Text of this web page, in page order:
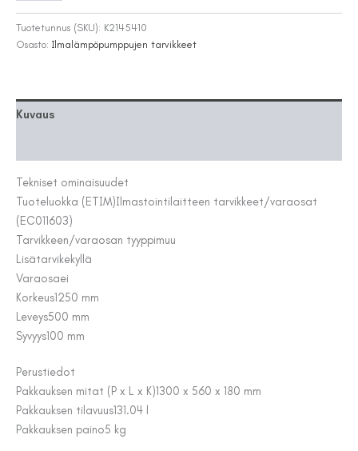
RIVER
1250X500
Tuotetunnus (SKU): K2145410
Osasto: Ilmalämpöpumppujen tarvikkeet
Kuvaus
Tekniset ominaisuudet
Tuoteluokka (ETIM)Ilmastointilaitteen tarvikkeet/varaosat
(EC011603)
Tarvikkeen/varaosan tyyppimuu
Lisätarvikekyllä
Varaosaei
Korkeus1250 mm
Leveys500 mm
Syvyys100 mm
Perustiedot
Pakkauksen mitat (P x L x K)1300 x 560 x 180 mm
Pakkauksen tilavuus131.04 l
Pakkauksen paino5 kg